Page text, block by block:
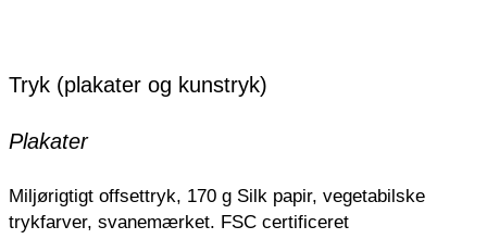
Tryk (plakater og kunstryk)
Plakater
Miljørigtigt offsettryk, 170 g Silk papir, vegetabilske
trykfarver, svanemærket. FSC certificeret